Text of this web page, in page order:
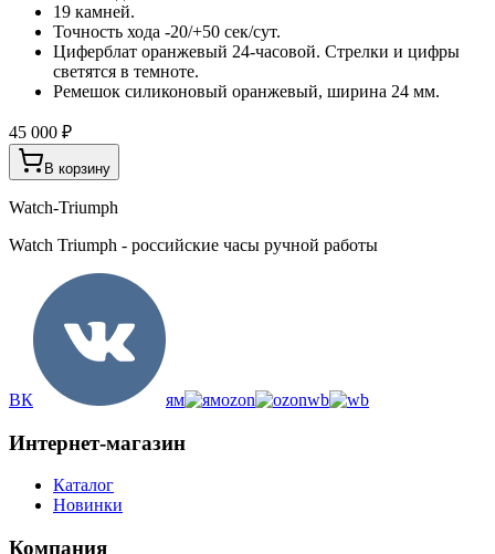
19 камней.
Точность хода -20/+50 сек/сут.
Циферблат оранжевый 24-часовой. Стрелки и цифры
светятся в темноте.
Ремешок силиконовый оранжевый, ширина 24 мм.
45 000 ₽
В корзину
Watch-Triumph
Watch Triumph - российские часы ручной работы
ВК ям ozon wb
Интернет-магазин
Каталог
Новинки
Компания